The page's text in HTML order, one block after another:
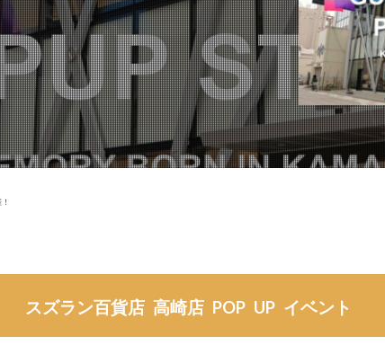
スズラン百貨店 高崎店 POP UP イベント